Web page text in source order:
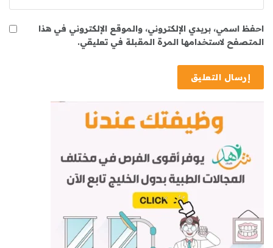
احفظ اسمي، بريدي الإلكتروني، والموقع الإلكتروني في هذا
المتصفح لاستخدامها المرة المقبلة في تعليقي.